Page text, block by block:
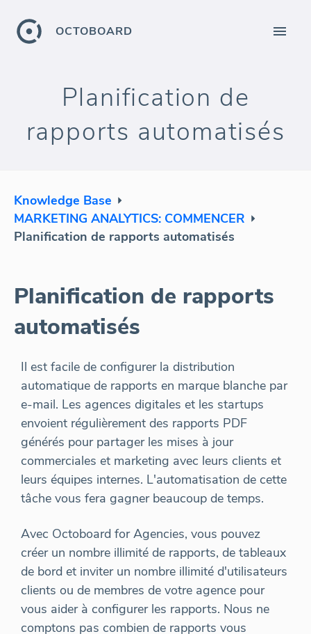
OCTOBOARD
Planification de
rapports automatisés
Knowledge Base
MARKETING ANALYTICS: COMMENCER
Planification de rapports automatisés
Planification de rapports
automatisés
Il est facile de configurer la distribution
automatique de rapports en marque blanche par
e-mail. Les agences digitales et les startups
envoient régulièrement des rapports PDF
générés pour partager les mises à jour
commerciales et marketing avec leurs clients et
leurs équipes internes. L'automatisation de cette
tâche vous fera gagner beaucoup de temps.
Avec Octoboard for Agencies, vous pouvez
créer un nombre illimité de rapports, de tableaux
de bord et inviter un nombre illimité d'utilisateurs
clients ou de membres de votre agence pour
vous aider à configurer les rapports. Nous ne
comptons pas combien de rapports vous